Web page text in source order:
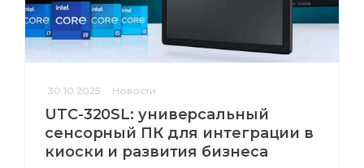
30.10.2025 Новости
UTC-320SL: универсальный
сенсорный ПК для интеграции в
киоски и развития бизнеса